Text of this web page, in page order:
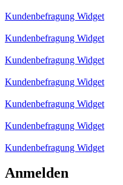
Kundenbefragung Widget
Kundenbefragung Widget
Kundenbefragung Widget
Kundenbefragung Widget
Kundenbefragung Widget
Kundenbefragung Widget
Kundenbefragung Widget
Anmelden